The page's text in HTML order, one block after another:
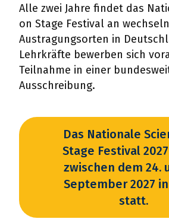
Alle zwei Jahre findet das
on Stage Festival an
Austragungsorten in
Lehrkräfte bewerben sich
Teilnahme in einer
Ausschreibung.
Das Nationale
Stage Festival
zwischen dem 24.
September 2027
statt.